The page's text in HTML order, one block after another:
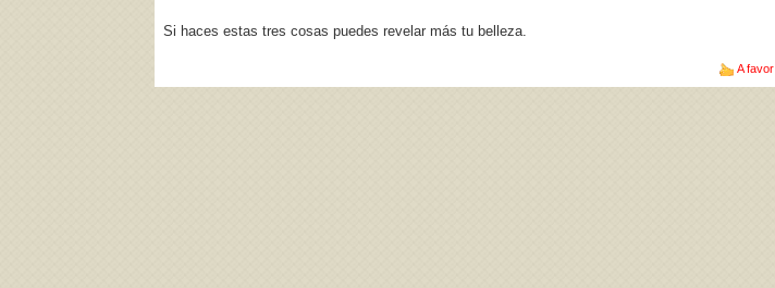
Si haces estas tres cosas puedes revelar más tu belleza.
A favor